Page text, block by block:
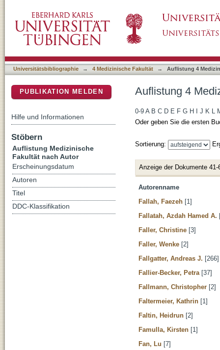
Universitätsbibliographie → 4 Medizinische Fakultät → Auflistung 4
Auflistung 4
0-9 A B C D E F G H J K L
Oder geben Sie die ersten
Sortierung:
Anzeige der Dokumente 41-
Autorenname
Fallah, Faezeh [1]
Fallatah, Azdah Hamed A.
Faller, Christine [3]
Faller, Wenke [2]
Fallgatter, Andreas J. [266]
Fallier-Becker, Petra [37]
Fallmann, Christopher [2]
Faltermeier, Kathrin [1]
Faltin, Heidrun [2]
Famulla, Kirsten [1]
Fan, Lu [7]
PUBLIKATION MELDEN
Hilfe und Informationen
Stöbern
Auflistung Medizinische
Fakultät nach Autor
Erscheinungsdatum
Autoren
Titel
DDC-Klassifikation